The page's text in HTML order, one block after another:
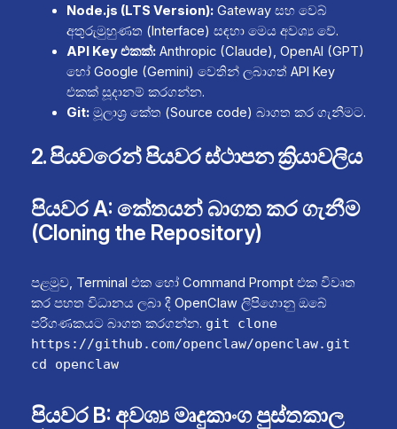
Node.js (LTS Version):Gateway සහ වෙබ්
අතුරුමුහුණත (Interface) සඳහා මෙය අවශ්‍ය වේ.
API Key එකක්:Anthropic (Claude), OpenAI (GPT)
හෝ Google (Gemini) වෙතින් ලබාගත් API Key
එකක් සූදානම් කරගන්න.
Git:මූලාශ්‍ර කේත (Source code) බාගත කර ගැනීමට.
2. පියවරෙන් පියවර ස්ථාපන ක්‍රියාවලිය
පියවර A: කේතයන් බාගත කර ගැනීම
(Cloning the Repository)
පළමුව, Terminal එක හෝ Command Prompt එක විවෘත
කර පහත විධානය ලබා දී OpenClaw ලිපිගොනු ඔබේ
පරිගණකයට බාගත කරගන්න. git clone
https://github.com/openclaw/openclaw.git
cd openclaw
පියවර B: අවශ්‍ය මෘදුකාංග පුස්තකාල